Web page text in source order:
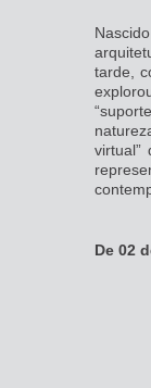
tarde,
virtual”
De 02